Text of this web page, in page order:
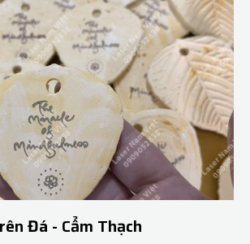
Đá - Cẩm Thạch